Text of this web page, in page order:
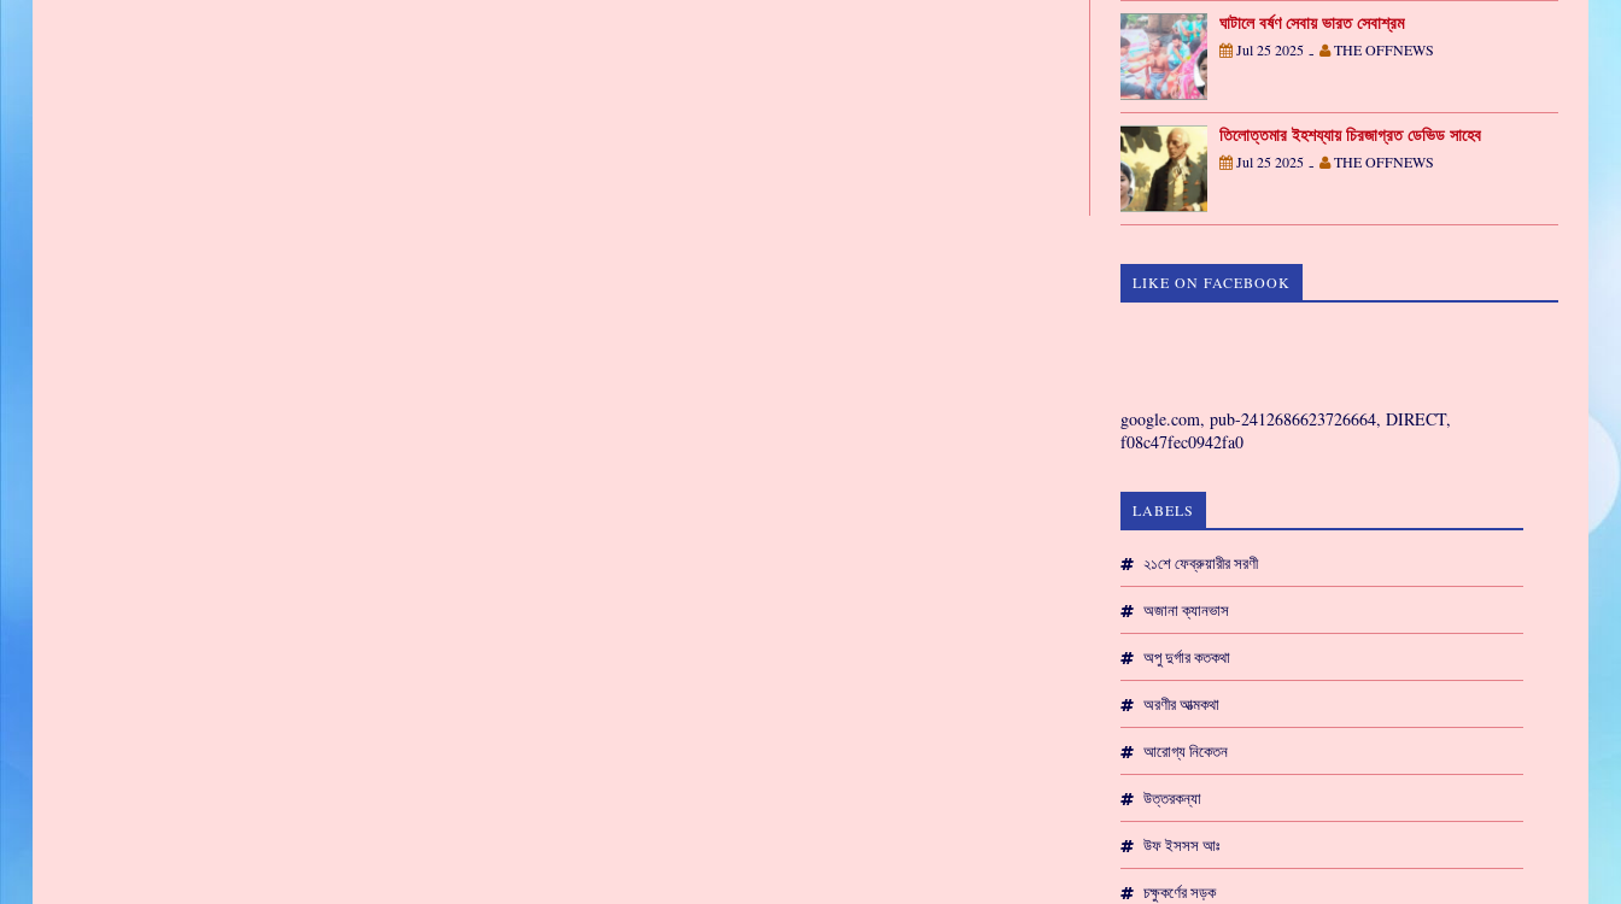
ঘাটালে বর্ষণ সেবায় ভারত সেবাশ্রম
Jul 25 2025 - THE OFFNEWS
তিলোত্তমার ইহশয্যায় চিরজাগ্রত ডেভিড সাহেব
Jul 25 2025 - THE OFFNEWS
LIKE ON FACEBOOK
google.com, pub-2412686623726664, DIRECT,
f08c47fec0942fa0
LABELS
২১শে ফেব্রুয়ারীর সরণী
অজানা ক্যানভাস
অপু দুর্গার কতকথা
অরণীর আত্মকথা
আরোগ্য নিকেতন
উত্তরকন্যা
উফ ইসসস আঃ
চক্ষুকর্ণের সড়ক